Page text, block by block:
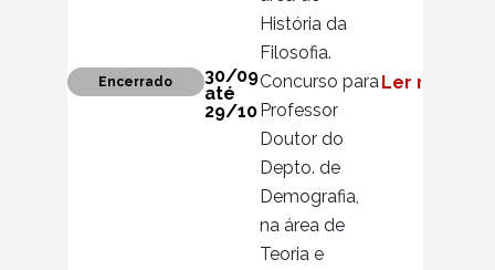
História da
Filosofia.
Encerrado
30/09
até
29/10
Concurso para
Professor
Doutor do
Depto. de
Demografia,
na área de
Teoria e
Ler mais